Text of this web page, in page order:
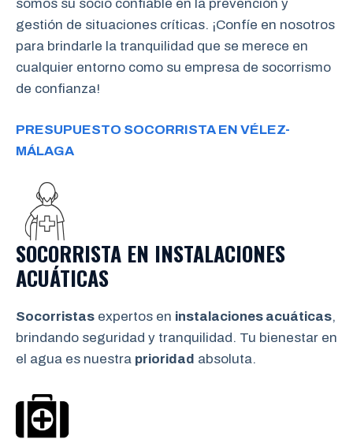
somos su socio confiable en la prevención y
gestión de situaciones críticas. ¡Confíe en nosotros
para brindarle la tranquilidad que se merece en
cualquier entorno como su empresa de socorrismo
de confianza!
PRESUPUESTO SOCORRISTA EN VÉLEZ-
MÁLAGA
SOCORRISTA EN INSTALACIONES
ACUÁTICAS
Socorristas expertos en instalaciones acuáticas,
brindando seguridad y tranquilidad. Tu bienestar en
el agua es nuestra prioridad absoluta.